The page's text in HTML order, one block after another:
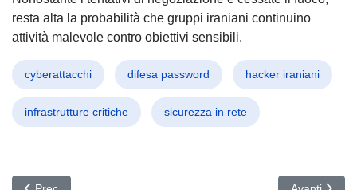
resta alta la probabilità che gruppi iraniani continuino
attività malevole contro obiettivi sensibili.
cyberattacchi difesa password hacker iraniani
infrastrutture critiche sicurezza in rete